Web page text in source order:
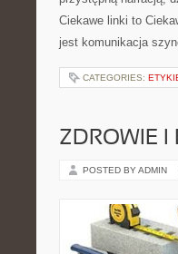
Ciekawe linki to
jest komunikacja
CATEGORIES:
ZDROWIE I
POSTED BY ADMIN